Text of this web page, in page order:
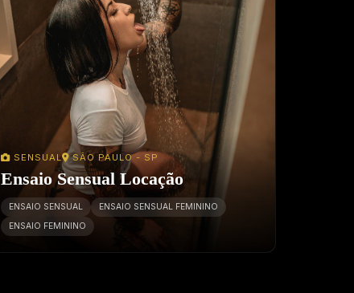
SENSUAL SÃO PAULO - SP
Ensaio Sensual Locação
ENSAIO SENSUAL
ENSAIO SENSUAL FEMININO
ENSAIO FEMININO